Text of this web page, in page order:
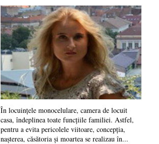
În locuinţele monocelulare, camera de locuit
casa, îndeplinea toate funcţiile familiei. Astfel,
pentru a evita pericolele viitoare, concepţia,
naşterea, căsătoria şi moartea se realizau în...